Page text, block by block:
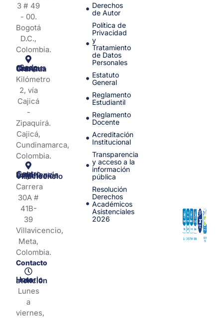
3 # 49
- 00.
Bogotá
D.C.,
Colombia.
Sede Campus Nueva Granada
Kilómetro
2, vía
Cajicá
-
Zipaquirá.
Cajicá,
Cundinamarca,
Colombia.
Centro de Experiencia y Orientación Villavicencio
Carrera
30A #
41B-
39
Villavicencio,
Meta,
Colombia.
Contacto
Horario de atención
Lunes
a
viernes,
Derechos
de Autor
Política de
Privacidad
y
Tratamiento
de Datos
Personales
Estatuto
General
Reglamento
Estudiantil
Reglamento
Docente
Acreditación
Institucional
Transparencia
y acceso a la
información
pública
Resolución
Derechos
Académicos
Asistenciales
2026